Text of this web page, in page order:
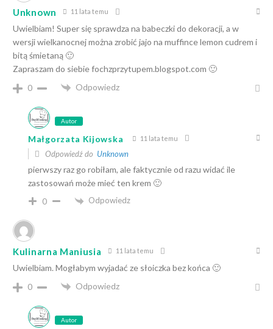
Unknown 11 lata temu
Uwielbiam! Super się sprawdza na babeczki do dekoracji, a w
wersji wielkanocnej można zrobić jajo na muffince lemon cudrem i
bitą śmietaną 🙂
Zapraszam do siebie fochzprzytupem.blogspot.com 🙂
0
Odpowiedz
Autor
Małgorzata Kijowska 11 lata temu
Odpowiedź do Unknown
pierwszy raz go robiłam, ale faktycznie od razu widać ile
zastosowań może mieć ten krem 🙂
0 Odpowiedz
Kulinarna Maniusia 11 lata temu
Uwielbiam. Mogłabym wyjadać ze słoiczka bez końca 🙂
0
Odpowiedz
Autor